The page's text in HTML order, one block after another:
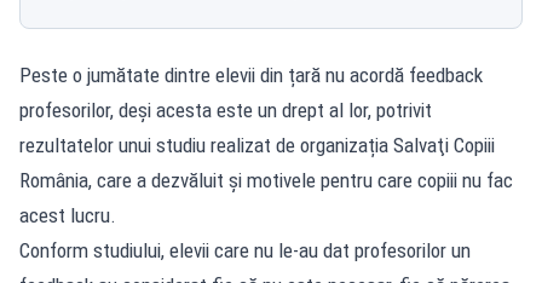
Peste o jumătate dintre elevii din țară nu acordă feedback
profesorilor, deşi acesta este un drept al lor, potrivit
rezultatelor unui studiu realizat de organizația Salvaţi Copiii
România, care a dezvăluit și motivele pentru care copiii nu fac
acest lucru.
Conform studiului, elevii care nu le-au dat profesorilor un